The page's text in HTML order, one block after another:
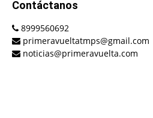
Contáctanos
8999560692
primeravueltatmps@gmail.com
noticias@primeravuelta.com